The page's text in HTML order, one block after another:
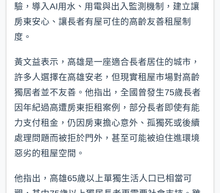
驗，導入AI用水、用電與出入監測機制，建立讓
房東安心、讓長者有屋可住的高齡友善租屋制
度。
黃文益表示，高雄是一座適合長者居住的城市，
許多人選擇在高雄安老，但現實租屋市場對高齡
獨居者並不友善。他指出，全國曾發生75歲長者
因年紀過高遭房東拒租案例，部分長者即使有能
力支付租金，仍因房東擔心意外、孤獨死或後續
處理問題而被拒於門外，甚至可能被迫住進環境
惡劣的租屋空間。
他指出，高雄65歲以上單獨生活人口已相當可